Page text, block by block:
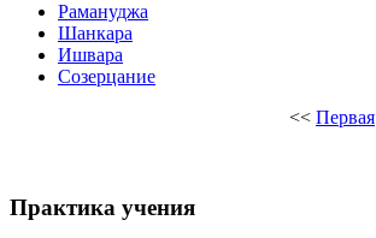
Рамануджа
Шанкара
Ишвара
Созерцание
<< Первая
Практика учения